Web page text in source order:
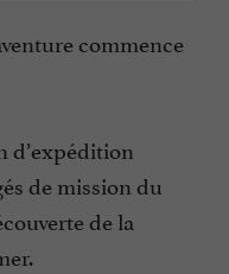
commence
d’expédition
de mission du
de la